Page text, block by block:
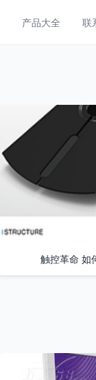
产品大全 联
触控革命 如